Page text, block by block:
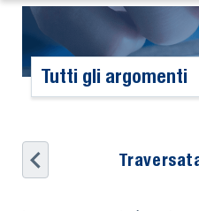
Tutti gli argomenti